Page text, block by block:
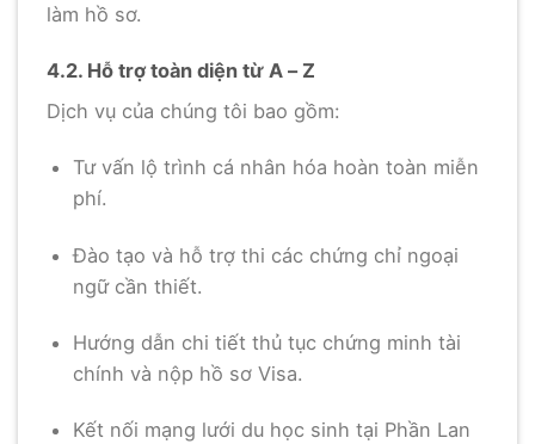
làm hồ sơ.
4.2. Hỗ trợ toàn diện từ A – Z
Dịch vụ của chúng tôi bao gồm:
Tư vấn lộ trình cá nhân hóa hoàn toàn miễn
phí.
Đào tạo và hỗ trợ thi các chứng chỉ ngoại
ngữ cần thiết.
Hướng dẫn chi tiết thủ tục chứng minh tài
chính và nộp hồ sơ Visa.
Kết nối mạng lưới du học sinh tại Phần Lan